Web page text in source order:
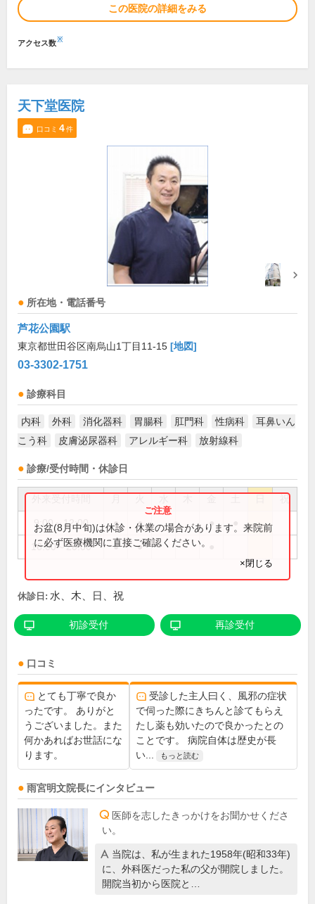
この医院の詳細をみる
アクセス数※
天下堂医院
口コミ 4件
所在地・電話番号
芦花公園駅
東京都世田谷区南烏山1丁目11-15 [地図]
03-3302-1751
診療科目
内科 外科 消化器科 胃腸科 肛門科 性病科
耳鼻いん
こう科
皮膚泌尿器科 アレルギー科 放射線科
診療/受付時間・休診日
祝
9:00～12:00 ● ● ●
16:00～20:00 ● ●
お盆(8月中旬)は休診・休業の場合があります。来院前
に必ず医療機関に直接ご確認ください。
×閉じる
休診日: 水、木、日、祝
初診受付 再診受付
口コミ
とても丁寧で良か
ったです。 ありがと
うございました。また
何かあればお世話にな
ります。
受診した主人曰く、風邪の症状
で伺った際にきちんと診てもらえ
たし薬も効いたので良かったとの
ことです。 病院自体は歴史が長
い...
もっと読む
雨宮明文院長にインタビュー
医師を志したきっかけをお聞かせくださ
い。
当院は、私が生まれた1958年(昭和33年)
に、外科医だった私の父が開院しました。
開院当初から医院と…